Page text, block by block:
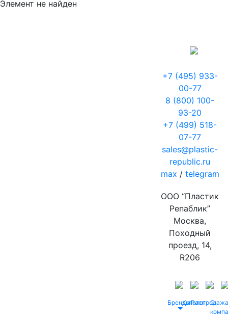
Элемент не найден
+7 (495) 933-
00-77
8 (800) 100-
93-20
+7 (499) 518-
07-77
sales@plastic-
republic.ru
max / telegram
ООО “Пластик
Репаблик”
Москва,
Походный
проезд, 14,
R206
БрендыКаталог
Распродажа
О